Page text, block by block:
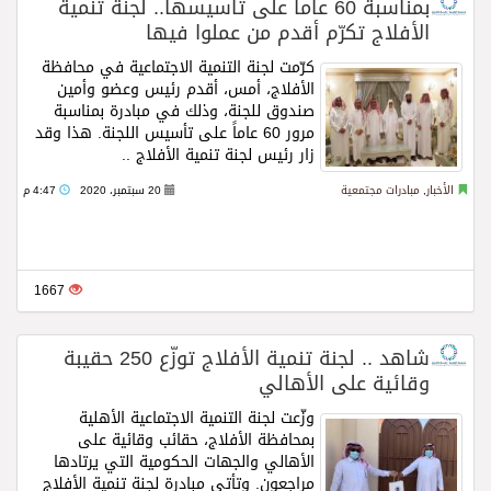
بمناسبة 60 عاماً على تأسيسها.. لجنة تنمية
الأفلاج تكرّم أقدم من عملوا فيها
كرّمت لجنة التنمية الاجتماعية في محافظة
الأفلاج، أمس، أقدم رئيس وعضو وأمين
صندوق للجنة، وذلك في مبادرة بمناسبة
مرور 60 عاماً على تأسيس اللجنة. هذا وقد
زار رئيس لجنة تنمية الأفلاج ..
الأخبار, مبادرات مجتمعية 20 سبتمبر، 2020
1667
شاهد .. لجنة تنمية الأفلاج توزّع 250 حقيبة
وقائية على الأهالي
وزّعت لجنة التنمية الاجتماعية الأهلية
بمحافظة الأفلاج، حقائب وقائية على
الأهالي والجهات الحكومية التي يرتادها
مراجعون. وتأتي مبادرة لجنة تنمية الأفلاج